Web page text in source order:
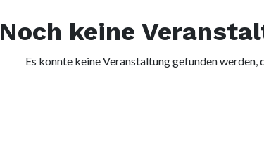
Noch keine
Es konnte keine Veranstaltung gefunden